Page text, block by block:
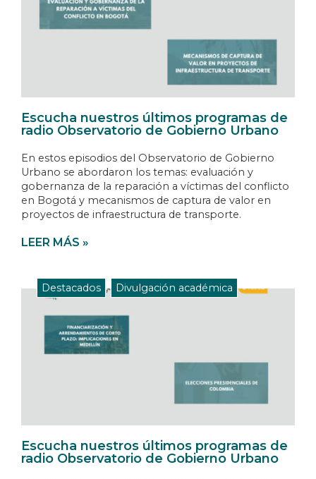
Escucha nuestros últimos programas de
radio Observatorio de Gobierno Urbano
En estos episodios del Observatorio de Gobierno
Urbano se abordaron los temas: evaluación y
gobernanza de la reparación a víctimas del conflicto
en Bogotá y mecanismos de captura de valor en
proyectos de infraestructura de transporte.
LEER MÁS »
Destacados , Divulgación académica
Escucha nuestros últimos programas de
radio Observatorio de Gobierno Urbano